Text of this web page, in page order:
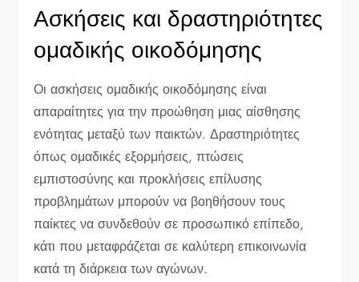
Ασκήσεις και δραστηριότητες
ομαδικής οικοδόμησης
Οι ασκήσεις ομαδικής οικοδόμησης είναι
απαραίτητες για την προώθηση μιας αίσθησης
ενότητας μεταξύ των παικτών. Δραστηριότητες
όπως ομαδικές εξορμήσεις, πτώσεις
εμπιστοσύνης και προκλήσεις επίλυσης
προβλημάτων μπορούν να βοηθήσουν τους
παίκτες να συνδεθούν σε προσωπικό επίπεδο,
κάτι που μεταφράζεται σε καλύτερη επικοινωνία
κατά τη διάρκεια των αγώνων.